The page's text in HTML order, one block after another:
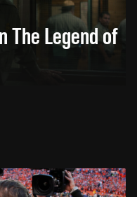
The Legend of